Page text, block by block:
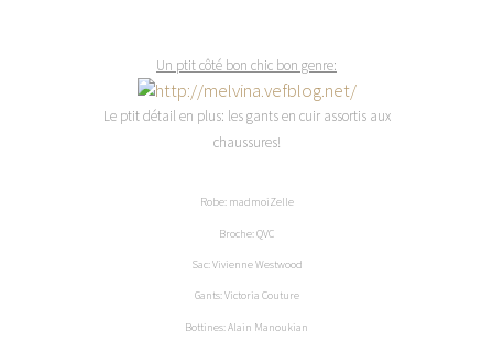
Un ptit côté bon chic bon genre:
Le ptit détail en plus: les gants en cuir assortis aux
chaussures!
Robe: madmoiZelle
Broche: QVC
Sac: Vivienne Westwood
Gants: Victoria Couture
Bottines: Alain Manoukian